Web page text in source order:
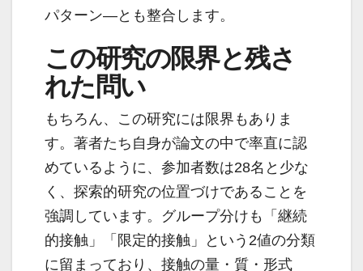
パターン―とも整合します。
この研究の限界と残さ
れた問い
もちろん、この研究には限界もありま
す。著者たち自身が論文の中で率直に認
めているように、参加者数は28名と少な
く、探索的研究の位置づけであることを
強調しています。グループ分けも「継続
的接触」「限定的接触」という2値の分類
に留まっており、接触の量・質・形式